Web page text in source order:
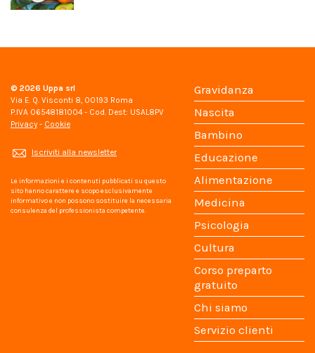
© 2026 Uppa srl
Via E. Q. Visconti 8, 00193 Roma
P.IVA 06548181004 - Cod. Dest: USAL8PV
Privacy - Cookie
Iscriviti alla newsletter
Le informazioni e i contenuti pubblicati su questo
sito hanno carattere e scopo esclusivamente
informativo e non possono sostituire la necessaria
consulenza del professionista competente.
Gravidanza
Nascita
Bambino
Educazione
Alimentazione
Medicina
Psicologia
Cultura
Corso preparto
gratuito
Chi siamo
Servizio clienti